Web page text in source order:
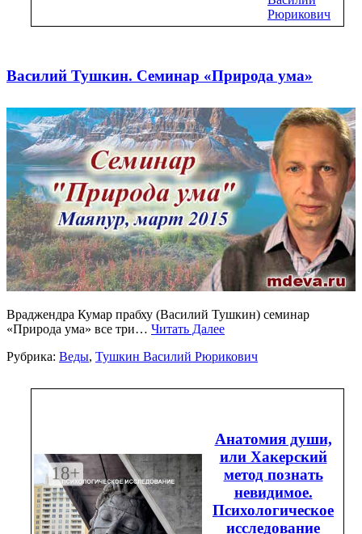
Рюрикович
Василий Тушкин. Семинар «Природа ума»
Враджендра Кумар прабху (Василий Тушкин) семинар
«Природа ума» все три… Читать Далее
Рубрика: Веды, Тушкин Василий Рюрикович
Анатомия души,
или Хакерский
метод познать
невидимое.
Психологическое
исследование